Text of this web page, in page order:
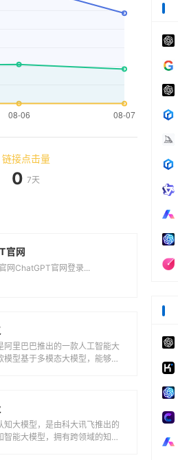
链接点击量
0 7天
官网
网ChatGPT官网登录...
阿里巴巴推出的一款人工智能大
模型基于多模态大模型，能够提
知大模型，是由科大讯飞推出的
智能大模型，拥有跨领域的知识